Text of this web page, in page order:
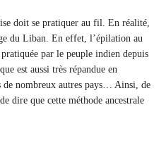
doit se pratiquer au fil. En réalité,
du Liban. En effet, l’épilation au
par le peuple indien depuis
est aussi très répandue en
nombreux autres pays… Ainsi, de
dire que cette méthode ancestrale